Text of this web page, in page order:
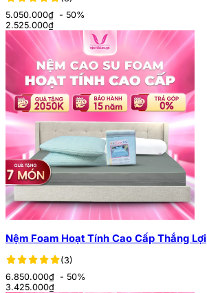
5.050.000₫ - 50%
2.525.000₫
Nệm Foam Hoạt Tính Cao Cấp Thắng Lợi
(3)
6.850.000₫ - 50%
3.425.000₫